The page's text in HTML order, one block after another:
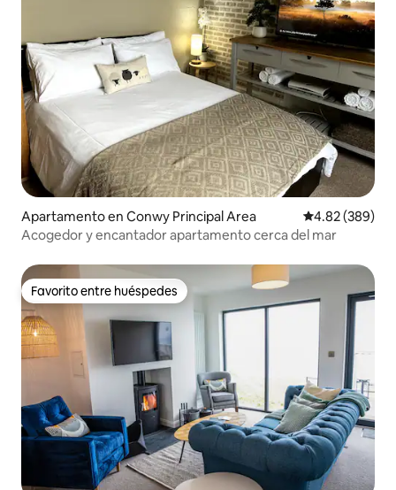
Apartamento en Conwy Principal Area Calificación
4.82 (389)
Acogedor y encantador apartamento cerca del mar
Favorito entre huéspedes
Favorito entre huéspedes